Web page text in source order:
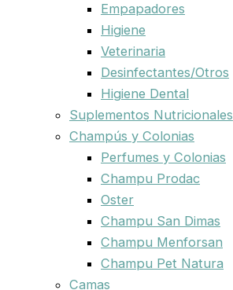
Empapadores
Higiene
Veterinaria
Desinfectantes/Otros
Higiene Dental
Suplementos Nutricionales
Champús y Colonias
Perfumes y Colonias
Champu Prodac
Oster
Champu San Dimas
Champu Menforsan
Champu Pet Natura
Camas